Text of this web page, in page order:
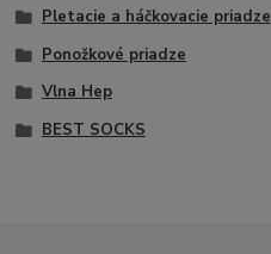
Pletacie a háčkovacie priadze
Ponožkové priadze
Vlna Hep
BEST SOCKS